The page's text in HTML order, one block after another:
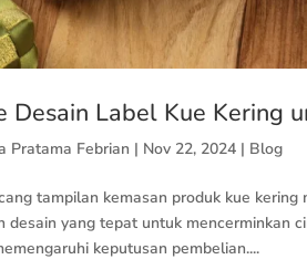
Desain Label Kue Kering
Pratama Febrian | Nov 22, 2024 | Blog
tampilan kemasan produk kue
desain yang tepat untuk mencerminkan
keputusan pembelian....